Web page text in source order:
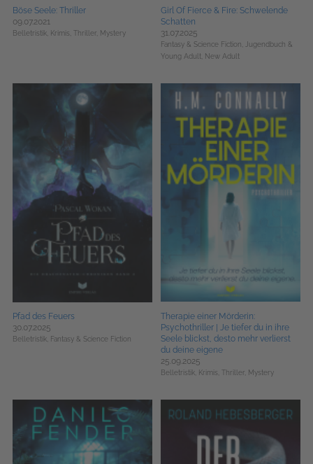
Böse Seele: Thriller
09.07.2021
Belletristik, Krimis, Thriller, Mystery
Girl Of Fierce & Fire: Schwelende
Schatten
31.07.2025
Fantasy & Science Fiction,
Jugendbuch &
Young Adult,
New Adult
Pfad des Feuers
30.07.2025
Belletristik, Fantasy & Science Fiction
Therapie einer Mörderin:
Psychothriller | Je tiefer du in ihre
Seele blickst, desto mehr verlierst
du deine eigene
25.09.2025
Belletristik, Krimis, Thriller, Mystery